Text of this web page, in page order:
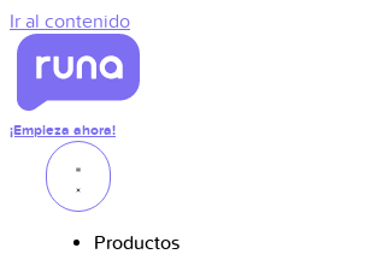
Ir al contenido
¡Empieza ahora!
Productos